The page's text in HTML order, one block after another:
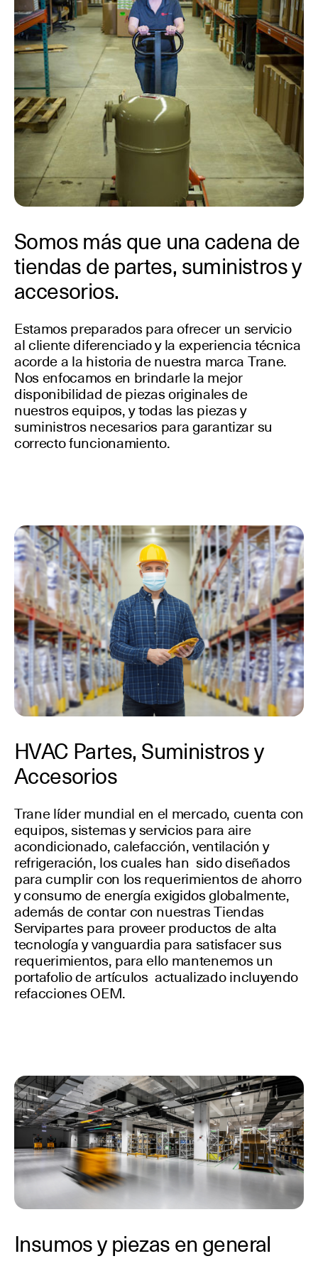
Somos más que una cadena de
tiendas de partes, suministros y
accesorios.
Estamos preparados para ofrecer un servicio
al cliente diferenciado y la experiencia técnica
acorde a la historia de nuestra marca Trane.
Nos enfocamos en brindarle la mejor
disponibilidad de piezas originales de
nuestros equipos, y todas las piezas y
suministros necesarios para garantizar su
correcto funcionamiento.
HVAC Partes, Suministros y
Accesorios
Trane líder mundial en el mercado, cuenta con
equipos, sistemas y servicios para aire
acondicionado, calefacción, ventilación y
refrigeración, los cuales han sido diseñados
para cumplir con los requerimientos de ahorro
y consumo de energía exigidos globalmente,
además de contar con nuestras Tiendas
Servipartes para proveer productos de alta
tecnología y vanguardia para satisfacer sus
requerimientos, para ello mantenemos un
portafolio de artículos actualizado incluyendo
refacciones OEM.
Insumos y piezas en general